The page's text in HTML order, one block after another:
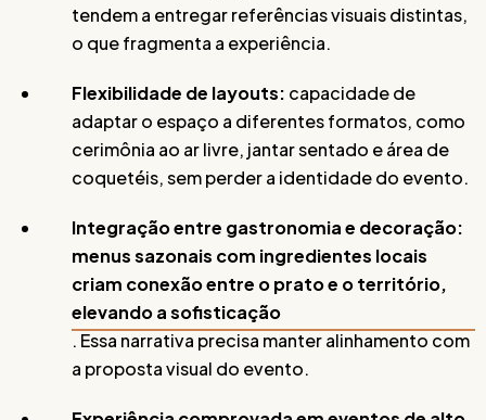
tendem a entregar referências visuais distintas,
o que fragmenta a experiência.
Flexibilidade de layouts: capacidade de
adaptar o espaço a diferentes formatos, como
cerimônia ao ar livre, jantar sentado e área de
coquetéis, sem perder a identidade do evento.
Integração entre gastronomia e decoração:
menus sazonais com ingredientes locais
criam conexão entre o prato e o território,
elevando a sofisticação
. Essa narrativa precisa manter alinhamento com
a proposta visual do evento.